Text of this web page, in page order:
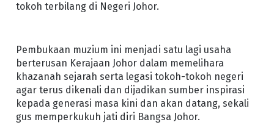
tokoh terbilang di Negeri Johor.
Pembukaan muzium ini menjadi satu lagi usaha
berterusan Kerajaan Johor dalam memelihara
khazanah sejarah serta legasi tokoh-tokoh negeri
agar terus dikenali dan dijadikan sumber inspirasi
kepada generasi masa kini dan akan datang, sekali
gus memperkukuh jati diri Bangsa Johor.